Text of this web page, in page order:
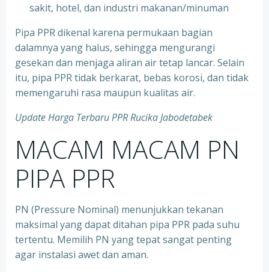
sakit, hotel, dan industri makanan/minuman
Pipa PPR dikenal karena permukaan bagian
dalamnya yang halus, sehingga mengurangi
gesekan dan menjaga aliran air tetap lancar. Selain
itu, pipa PPR tidak berkarat, bebas korosi, dan tidak
memengaruhi rasa maupun kualitas air.
Update Harga Terbaru PPR Rucika Jabodetabek
MACAM MACAM PN
PIPA PPR
PN (Pressure Nominal) menunjukkan tekanan
maksimal yang dapat ditahan pipa PPR pada suhu
tertentu. Memilih PN yang tepat sangat penting
agar instalasi awet dan aman.